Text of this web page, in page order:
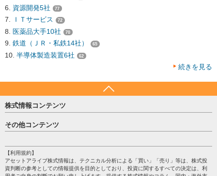
資源開発5社 77
ＩＴサービス 72
医薬品大手10社 70
鉄道（ＪＲ・私鉄14社） 65
半導体製造装置6社 62
続きを見る
株式情報コンテンツ
日経平均
売買シグナル
株テーマ情報
海外市況
その他コンテンツ
個人情報保護方針
プライバシーポリシー
【利用規約】
アセットアライブ株式情報は、テクニカル分析による「買い」「売り」等は、株式投
資判断の参考としての情報提供を目的としており、投資に関するすべての決定は、利